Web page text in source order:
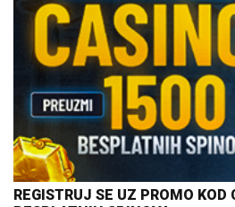
REGISTRUJ SE UZ PROMO